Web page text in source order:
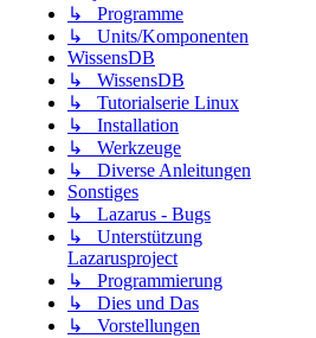
↳ Programme
↳ Units/Komponenten
WissensDB
↳ WissensDB
↳ Tutorialserie Linux
↳ Installation
↳ Werkzeuge
↳ Diverse Anleitungen
Sonstiges
↳ Lazarus - Bugs
↳ Unterstützung
Lazarusproject
↳ Programmierung
↳ Dies und Das
↳ Vorstellungen